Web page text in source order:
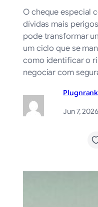
O cheque especial
dívidas mais
pode transformar
um ciclo que se
como identificar o
negociar com
Plugnrank
Jun 7, 2026